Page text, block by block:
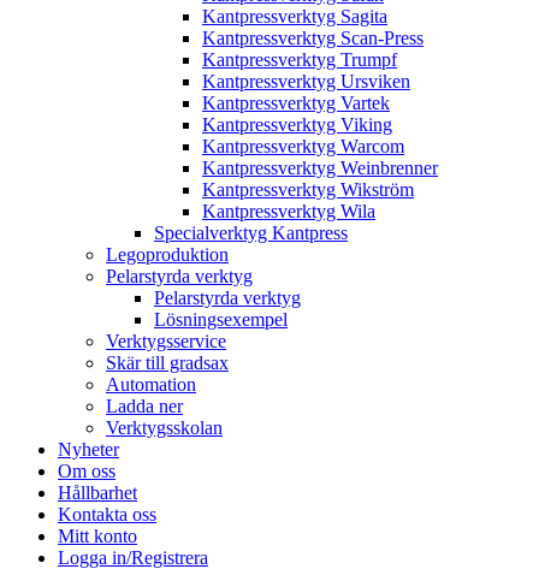
Kantpressverktyg Sagita
Kantpressverktyg Scan-Press
Kantpressverktyg Trumpf
Kantpressverktyg Ursviken
Kantpressverktyg Vartek
Kantpressverktyg Viking
Kantpressverktyg Warcom
Kantpressverktyg Weinbrenner
Kantpressverktyg Wikström
Kantpressverktyg Wila
Specialverktyg Kantpress
Legoproduktion
Pelarstyrda verktyg
Pelarstyrda verktyg
Lösningsexempel
Verktygsservice
Skär till gradsax
Automation
Ladda ner
Verktygsskolan
Nyheter
Om oss
Hållbarhet
Kontakta oss
Mitt konto
Logga in/Registrera